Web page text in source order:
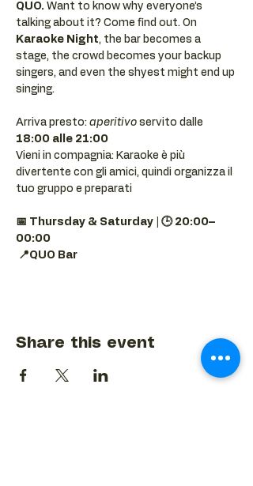
QUO. Want to know why everyone’s
talking about it? Come find out. On
Karaoke Night, the bar becomes a
stage, the crowd becomes your backup
singers, and even the shyest might end up
singing.
Arriva presto: aperitivo servito dalle
18:00 alle 21:00
Vieni in compagnia: Karaoke è più
divertente con gli amici, quindi organizza il
tuo gruppo e preparati
📅 Thursday & Saturday | 🕒 20:00–
00:00
📍QUO Bar
Share this event